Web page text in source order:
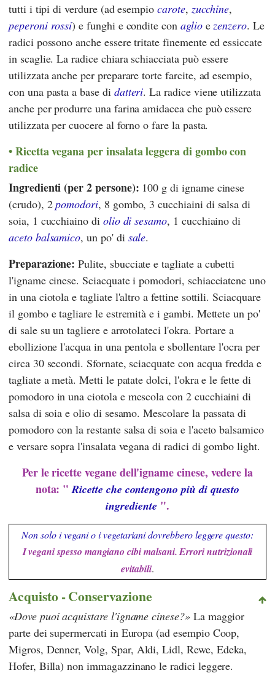
tutti i tipi di verdure (ad esempiocarote, zucchine,
peperoni rossi) e funghi e condite con aglioezenzero. Le
radici possono anche essere tritate finemente ed essiccate
in scaglie. La radice chiara schiacciata può essere
utilizzata anche per preparare torte farcite, ad esempio,
con una pasta a base di datteri. La radice viene utilizzata
anche per produrre una farina amidacea che può essere
utilizzata per cuocere al forno o fare la pasta.
Ricetta vegana per insalata leggera di gombo con
radice
Ingredienti (per 2 persone): 100 g di igname cinese
(crudo), 2pomodori, 8 gombo, 3 cucchiaini di salsa di
soia, 1 cucchiaino di olio di sesamo, 1 cucchiaino di
aceto balsamico, un po' di sale.
Preparazione: Pulite, sbucciate e tagliate a cubetti
l'igname cinese. Sciacquate i pomodori, schiacciatene uno
in una ciotola e tagliate l'altro a fettine sottili. Sciacquare
il gombo e tagliare le estremità e i gambi. Mettete un po'
di sale su un tagliere e arrotolateci l'okra. Portare a
ebollizione l'acqua in una pentola e sbollentare l'ocra per
circa 30 secondi. Sfornate, sciacquate con acqua fredda e
tagliate a metà. Metti le patate dolci, l'okra e le fette di
pomodoro in una ciotola e mescola con 2 cucchiaini di
salsa di soia e olio di sesamo. Mescolare la passata di
pomodoro con la restante salsa di soia e l'aceto balsamico
e versare sopra l'insalata vegana di radici di gombo light.
Per le ricette vegane dell'igname cinese, vedere la
nota: "Ricette che contengono più di questo
ingrediente ".
Non solo i vegani o i vegetariani dovrebbero leggere questo:
I vegani spesso mangiano cibi malsani. Errori nutrizionali
evitabili.
Acquisto - Conservazione
Dove puoi acquistare l'igname cinese? La maggior
parte dei supermercati in Europa (ad esempio Coop,
Migros, Denner,Volg, Spar, Aldi,Lidl, Rewe, Edeka,
Hofer, Billa) non immagazzinano le radici leggere.